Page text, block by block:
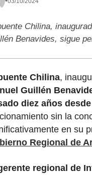
Chilina,
Benavides, sigue
Chilina,
Guillén
diez años
sin la
en su
Regional de
regional de